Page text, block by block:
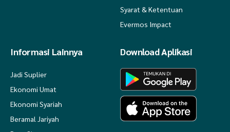
Syarat & Ketentuan
Evermos Impact
Informasi Lainnya
Jadi Suplier
Ekonomi Umat
Ekonomi Syariah
Beramal Jariyah
Download Aplikasi